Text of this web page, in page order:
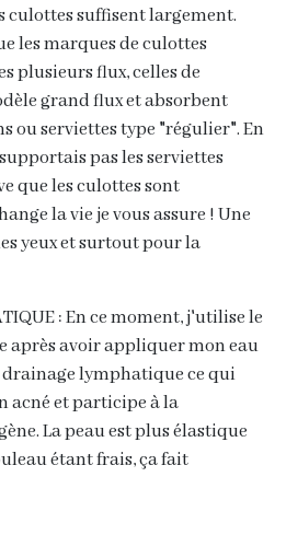
culottes suffisent largement.
les marques de culottes
plusieurs flux, celles de
grand flux et absorbent
ou serviettes type "régulier". En
pas les serviettes
que les culottes sont
la vie je vous assure ! Une
yeux et surtout pour la
: En ce moment, j'utilise le
après avoir appliquer mon eau
drainage lymphatique ce qui
acné et participe à la
La peau est plus élastique
étant frais, ça fait